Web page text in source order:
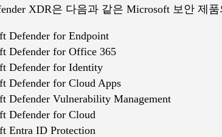
XDR은 다음과 같은 Microsoft 보안 제
Defender for Endpoint
Defender for Office 365
Defender for Identity
Defender for Cloud Apps
Defender Vulnerability Management
Defender for Cloud
Entra ID Protection